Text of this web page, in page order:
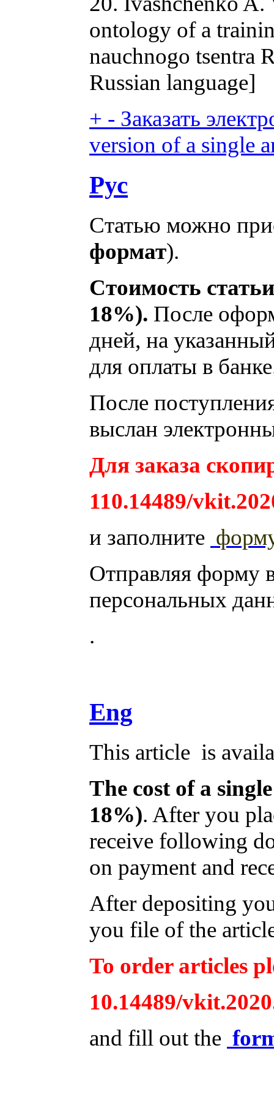
ontology of a
nauchnogo tsentra
Russian language]
+ - Заказать
version of a single
Рус
Статью можно
формат).
Стоимость
18%). После
дней, на
для оплаты в
После
выслан
Для заказа
110.14489/
и заполните
Отправляя форму
персональных
.
Eng
This article is
The cost of a
18%). After you
receive following
on payment and
After depositing
you file of the
To order articles
10.14489/
and fill out the